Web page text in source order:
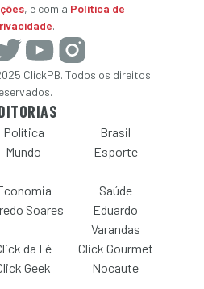
, e com a Política de
.
ClickPB. Todos os direitos
Política
Brasil
Mundo Esporte
Saúde
Soares
Eduardo
Varandas
da Fé
Click Gourmet
Geek Nocaute